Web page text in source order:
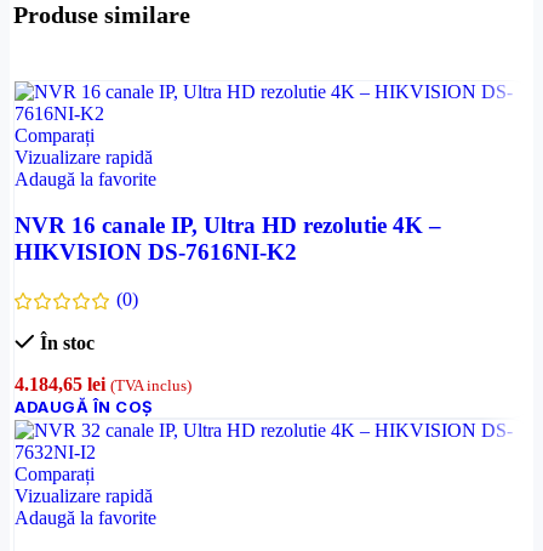
Produse similare
Comparați
Vizualizare rapidă
Adaugă la favorite
NVR 16 canale IP, Ultra HD rezolutie 4K –
HIKVISION DS-7616NI-K2
(0)
În stoc
4.184,65 lei (TVA inclus)
ADAUGĂ ÎN COȘ
Comparați
Vizualizare rapidă
Adaugă la favorite